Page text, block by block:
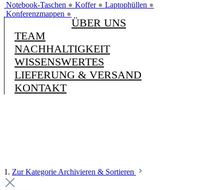
Notebook-Taschen ● Koffer ● Laptophüllen ●
Konferenzmappen ●
ÜBER UNS
TEAM
NACHHALTIGKEIT
WISSENSWERTES
LIEFERUNG & VERSAND
KONTAKT
1. Zur Kategorie Archivieren & Sortieren